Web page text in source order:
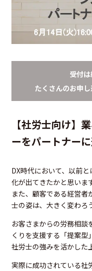
受付は
たくさんのお申
【社労士向け】
ーをパートナー
DX時代において、以前
化が出てきたかと思いま
また、顧客である経営者
士の姿は、大きく変わろ
お客さまからの労務相談
くりを支援する「提案型
社労士の強みを活かした
実際に成功されている社